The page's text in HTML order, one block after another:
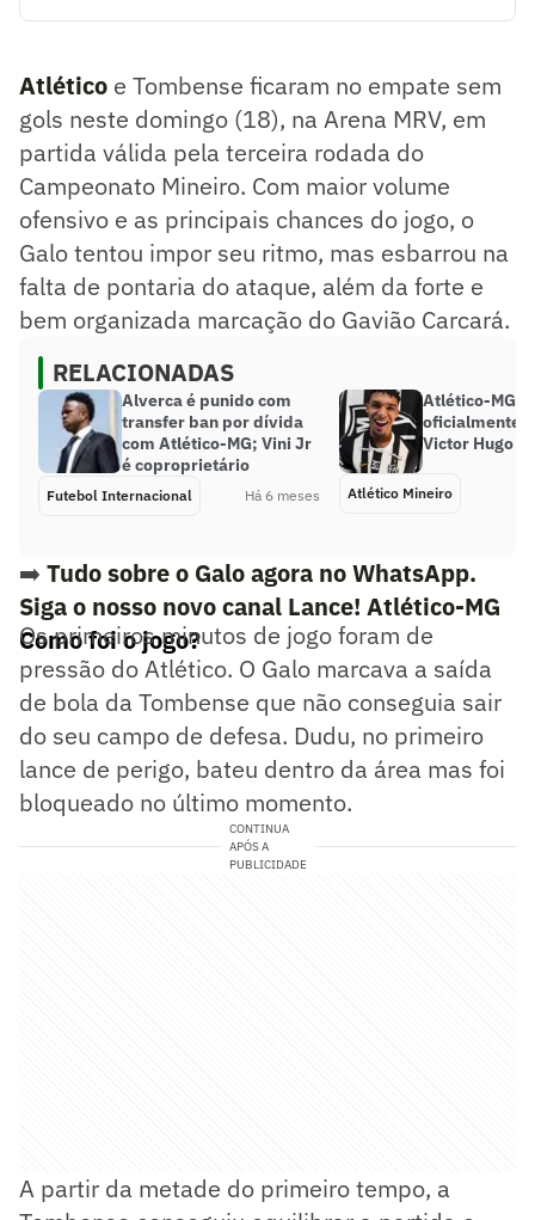
volume ofensivo e as principais chances do jogo, o Galo
tentou impor seu ritmo, mas esbarrou na falta de pontaria
do ataque, além da forte e bem organizada marcação do
Gavião Carcará.
Resumo supervisionado pelo jornalista!
Atlético e Tombense ficaram no empate sem
gols neste domingo (18), na Arena MRV, em
partida válida pela terceira rodada do
Campeonato Mineiro. Com maior volume
ofensivo e as principais chances do jogo, o
Galo tentou impor seu ritmo, mas esbarrou na
falta de pontaria do ataque, além da forte e
bem organizada marcação do Gavião Carcará.
RELACIONADAS
Alverca é punido com
transfer ban por dívida
com Atlético-MG; Vini Jr
é coproprietário
Futebol Internacional Há 6 meses
Atlético-MG
oficialmente
Victor Hugo
Atlético Mineiro
➡️ Tudo sobre o Galo agora no WhatsApp.
Siga o nosso novo canal Lance! Atlético-MG
Como foi o jogo?
Os primeiros minutos de jogo foram de
pressão do Atlético. O Galo marcava a saída
de bola da Tombense que não conseguia sair
do seu campo de defesa. Dudu, no primeiro
lance de perigo, bateu dentro da área mas foi
bloqueado no último momento.
CONTINUA
APÓS A
PUBLICIDADE
A partir da metade do primeiro tempo, a